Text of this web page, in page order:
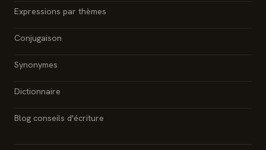
Expressions par thèmes
Conjugaison
Synonymes
Dictionnaire
Blog conseils d'écriture